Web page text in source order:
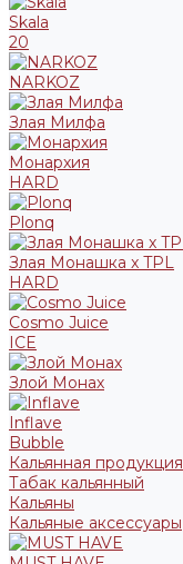
Skala
20
NARKOZ
Злая Милфа
Монархия
HARD
Plonq
Злая Монашка x TPL
HARD
Cosmo Juice
ICE
Злой Монах
Inflave
Bubble
Кальянная продукция
Табак кальянный
Кальяны
Кальяные аксессуары